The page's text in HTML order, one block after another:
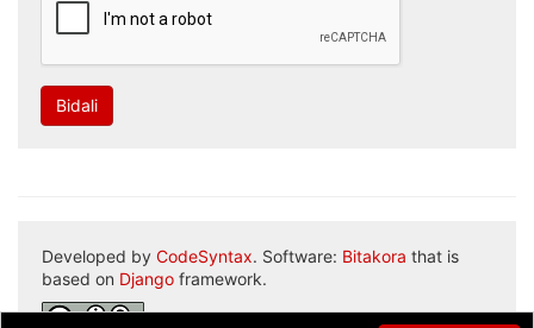
Bidali
Developed by CodeSyntax. Software: Bitakora that is
based on Django framework.